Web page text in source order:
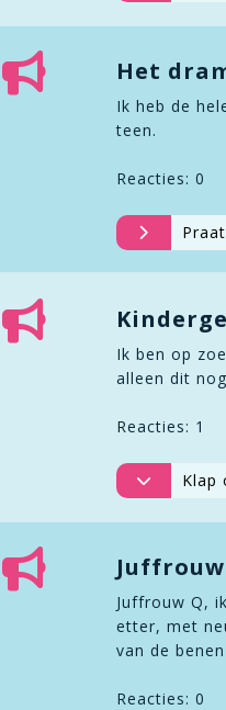
Het
Ik heb de
teen.
Reacties: 0
Ik ben op
alleen dit
Reacties: 1
Klap
Juffrouw
Juffrouw Q,
etter, met
van de
Reacties: 0